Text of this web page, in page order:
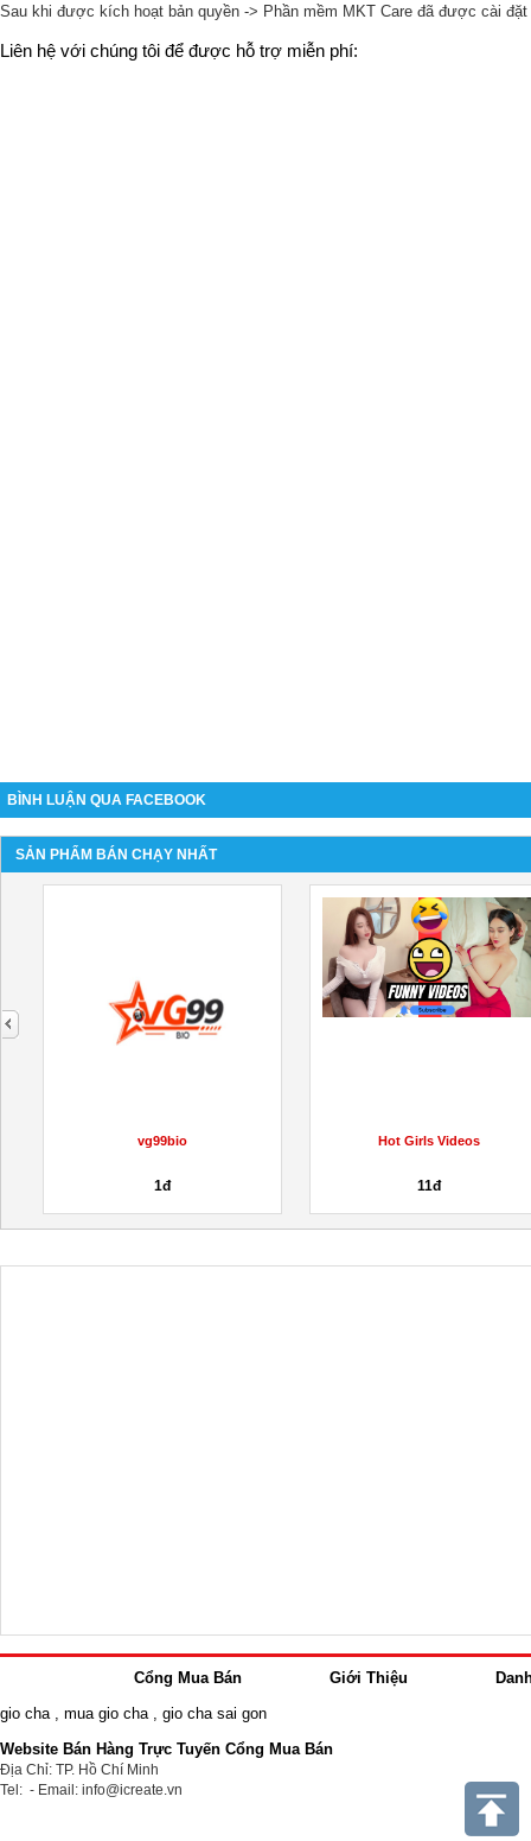
Sau khi được kích hoạt bản quyền -> Phần mềm MKT Care đã được cài đặt
Liên hệ với chúng tôi để được hỗ trợ miễn phí:
BÌNH LUẬN QUA FACEBOOK
SẢN PHẨM BÁN CHẠY NHẤT
vg99bio
1đ
Hot Girls Videos
11đ
next
Cổng Mua Bán Giới Thiệu
gio cha
mua gio cha
gio cha sai gon
Website Bán Hàng Trực Tuyến Cổng Mua Bán
Địa Chỉ: TP. Hồ Chí Minh
Tel: - Email: info@icreate.vn